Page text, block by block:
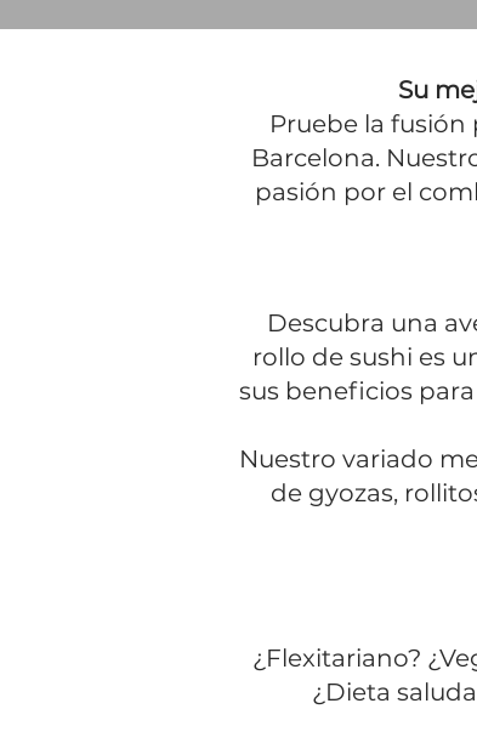
Su
Pruebe la fusión
Barcelona.
pasión por el
Descubra una
rollo de sushi es
sus beneficios
Nuestro variado
de gyozas,
¿Flexitariano?
¿Dieta